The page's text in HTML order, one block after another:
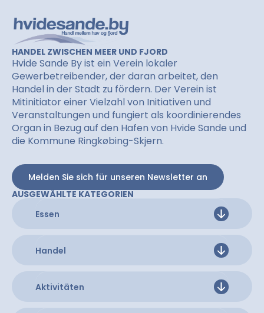
HANDEL ZWISCHEN MEER UND FJORD
Hvide Sande By ist ein Verein lokaler
Gewerbetreibender, der daran arbeitet, den
Handel in der Stadt zu fördern. Der Verein ist
Mitinitiator einer Vielzahl von Initiativen und
Veranstaltungen und fungiert als koordinierendes
Organ in Bezug auf den Hafen von Hvide Sande und
die Kommune Ringkøbing-Skjern.
Melden Sie sich für unseren Newsletter an
AUSGEWÄHLTE KATEGORIEN
Essen
Handel
Aktivitäten